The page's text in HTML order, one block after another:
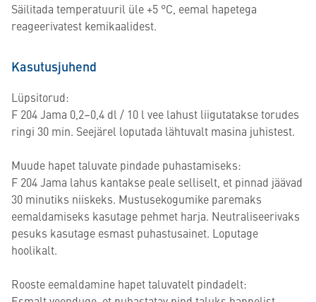
Säilitada temperatuuril üle +5 °C, eemal hapetega
reageerivatest kemikaalidest.
Kasutusjuhend
Lüpsitorud:
F 204 Jama 0,2–0,4 dl / 10 l vee lahust liigutatakse torudes
ringi 30 min. Seejärel loputada lähtuvalt masina juhistest.
Muude hapet taluvate pindade puhastamiseks:
F 204 Jama lahus kantakse peale selliselt, et pinnad jäävad
30 minutiks niiskeks. Mustusekogumike paremaks
eemaldamiseks kasutage pehmet harja. Neutraliseerivaks
pesuks kasutage esmast puhastusainet. Loputage
hoolikalt.
Rooste eemaldamine hapet taluvatelt pindadelt: